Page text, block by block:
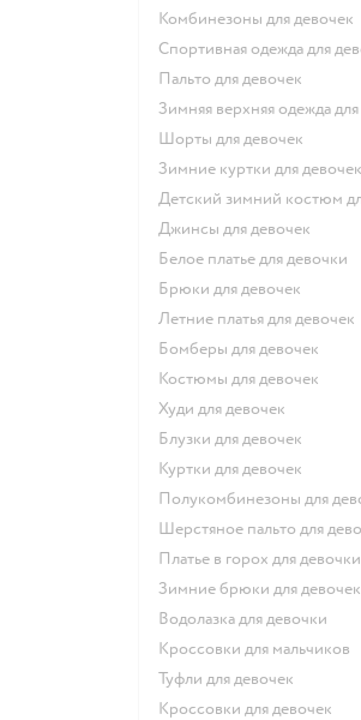
Комбинезоны для девочек
Спортивная одежда для
Пальто для девочек
Зимняя верхняя одежда
Шорты для девочек
Зимние куртки для девочек
Детский зимний костюм
Джинсы для девочек
Белое платье для девочки
Брюки для девочек
Летние платья для девочек
Бомберы для девочек
Костюмы для девочек
Худи для девочек
Блузки для девочек
Куртки для девочек
Полукомбинезоны для
Шерстяное пальто для
Платье в горох для девочки
Зимние брюки для девочек
Водолазка для девочки
Кроссовки для мальчиков
Туфли для девочек
Кроссовки для девочек